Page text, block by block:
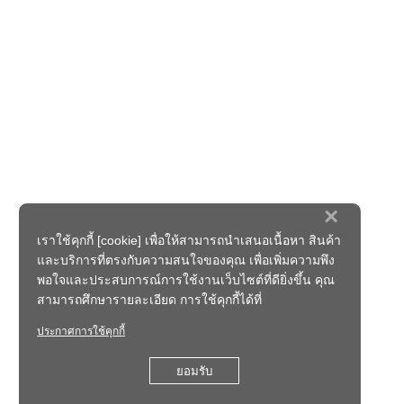
×
เราใช้คุกกี้ [cookie] เพื่อให้สามารถนำเสนอเนื้อหา สินค้า
และบริการที่ตรงกับความสนใจของคุณ เพื่อเพิ่มความพึง
พอใจและประสบการณ์การใช้งานเว็บไซต์ที่ดียิ่งขึ้น คุณ
สามารถศึกษารายละเอียด การใช้คุกกี้ได้ที่
ประกาศการใช้คุกกี้
ยอมรับ